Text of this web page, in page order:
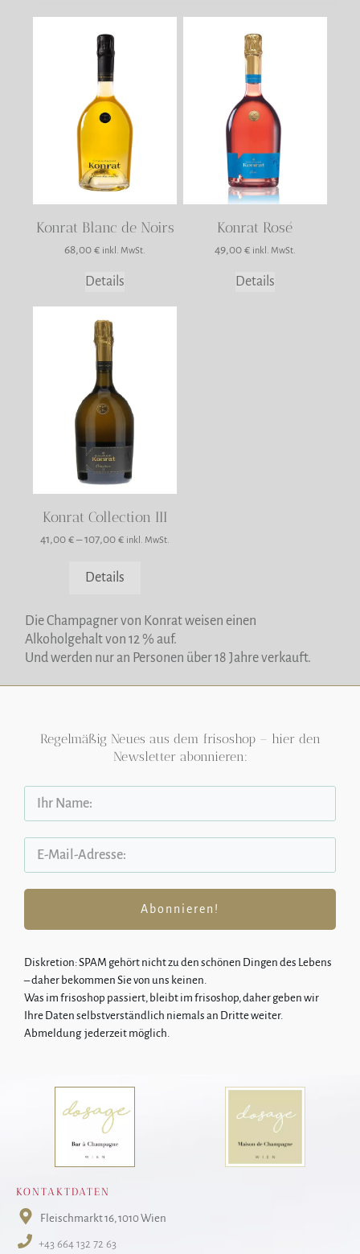
Konrat Blanc de Noirs
68,00€ inkl. MwSt.
Details
Konrat Rosé
49,00 € inkl. MwSt.
Details
Konrat Collection III
41,00€ –107,00€ inkl. MwSt.
Details
Produkt
weist
mehrere
Varianten
auf.
Die
Optionen
können
auf
der
Produktseite
werden
Die Champagner von Konrat weisen einen
Alkoholgehalt von 12 % auf.
Und werden nur an Personen über 18 Jahre verkauft.
Regelmäßig Neues aus dem frisoshop – hier den
Newsletter abonnieren:
Abonnieren!
Diskretion: SPAM gehört nicht zu den schönen Dingen des Lebens
–daher bekommen Sie von uns keinen.
Was im frisoshop passiert, bleibt im frisoshop, daher geben wir
Ihre Daten selbstverständlich niemals an Dritte weiter.
Abmeldung jederzeit möglich.
KONTAKTDATEN
Fleischmarkt 16 , 1010 Wien
+43 664 132 72 63